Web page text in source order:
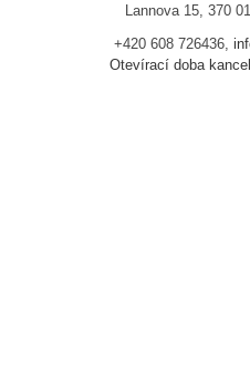
Lannova 15, 370
+420 608 726436,
Otevírací doba